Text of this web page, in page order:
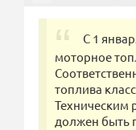
С 1
моторное
топлива
Техническим
должен быть